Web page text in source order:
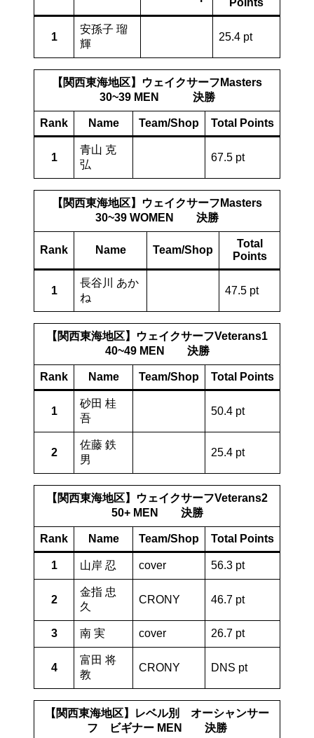
1
安孫子 瑠
輝
25.4 pt
【関西東海地区】ウェイクサーフMasters
30~39 MEN 決勝
Rank Name Team/Shop Total Points
1
青山 克
弘
67.5 pt
【関西東海地区】ウェイクサーフMasters
30~39 WOMEN 決勝
Rank Name Team/Shop
Total
Points
1
長谷川 あか
ね
47.5 pt
【関西東海地区】ウェイクサーフVeterans1
40~49 MEN 決勝
Rank Name Team/Shop Total Points
1
砂田 桂
吾
50.4 pt
2
佐藤 鉄
男
25.4 pt
【関西東海地区】ウェイクサーフVeterans2
50+ MEN 決勝
Rank Name Team/Shop Total Points
1 山岸 忍 cover 56.3 pt
2
金指 忠
久
CRONY 46.7 pt
3 南 実 cover 26.7 pt
4
富田 将
教
CRONY DNS pt
【関西東海地区】レベル別 オーシャンサー
フ ビギナー MEN 決勝